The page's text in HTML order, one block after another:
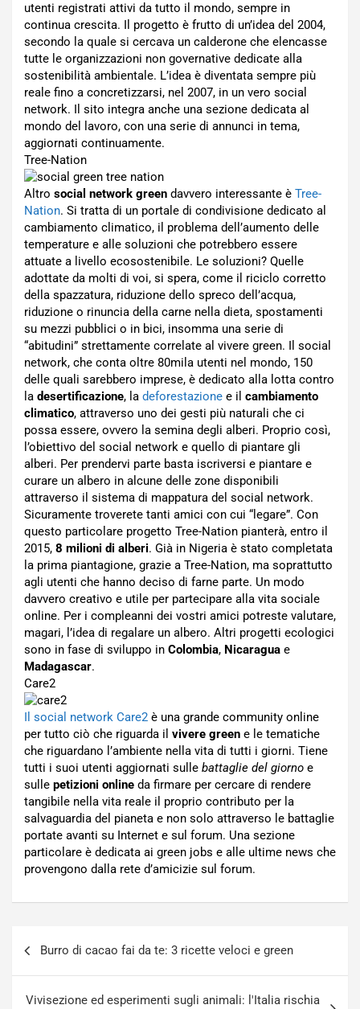
utenti registrati attivi da tutto il mondo, sempre in
continua crescita. Il progetto è frutto di un’idea del 2004,
secondo la quale si cercava un calderone che elencasse
tutte le organizzazioni non governative dedicate alla
sostenibilità ambientale. L’idea è diventata sempre più
reale fino a concretizzarsi, nel 2007, in un vero social
network. Il sito integra anche una sezione dedicata al
mondo del lavoro, con una serie di annunci in tema,
aggiornati continuamente.
Tree-Nation
Altro social network green davvero interessante è Tree-
Nation. Si tratta di un portale di condivisione dedicato al
cambiamento climatico, il problema dell’aumento delle
temperature e alle soluzioni che potrebbero essere
attuate a livello ecosostenibile. Le soluzioni? Quelle
adottate da molti di voi, si spera, come il riciclo corretto
della spazzatura, riduzione dello spreco dell’acqua,
riduzione o rinuncia della carne nella dieta, spostamenti
su mezzi pubblici o in bici, insomma una serie di
“abitudini” strettamente correlate al vivere green. Il social
network, che conta oltre 80mila utenti nel mondo, 150
delle quali sarebbero imprese, è dedicato alla lotta contro
la desertificazione, la deforestazione e il cambiamento
climatico, attraverso uno dei gesti più naturali che ci
possa essere, ovvero la semina degli alberi. Proprio così,
l’obiettivo del social network e quello di piantare gli
alberi. Per prendervi parte basta iscriversi e piantare e
curare un albero in alcune delle zone disponibili
attraverso il sistema di mappatura del social network.
Sicuramente troverete tanti amici con cui “legare”. Con
questo particolare progetto Tree-Nation pianterà, entro il
2015, 8 milioni di alberi. Già in Nigeria è stato completata
la prima piantagione, grazie a Tree-Nation, ma soprattutto
agli utenti che hanno deciso di farne parte. Un modo
davvero creativo e utile per partecipare alla vita sociale
online. Per i compleanni dei vostri amici potreste valutare,
magari, l’idea di regalare un albero. Altri progetti ecologici
sono in fase di sviluppo in Colombia, Nicaragua e
Madagascar.
Care2
Il social network Care2 è una grande community online
per tutto ciò che riguarda il vivere green e le tematiche
che riguardano l’ambiente nella vita di tutti i giorni. Tiene
tutti i suoi utenti aggiornati sulle battaglie del giorno e
sulle petizioni online da firmare per cercare di rendere
tangibile nella vita reale il proprio contributo per la
salvaguardia del pianeta e non solo attraverso le battaglie
portate avanti su Internet e sul forum. Una sezione
particolare è dedicata ai green jobs e alle ultime news che
provengono dalla rete d’amicizie sul forum.
Burro di cacao fai da te: 3 ricette veloci e green
Vivisezione ed esperimenti sugli animali: l'Italia rischia